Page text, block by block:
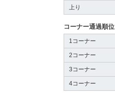
上り
コーナー通過順位
1コーナー
2コーナー
3コーナー
4コーナー